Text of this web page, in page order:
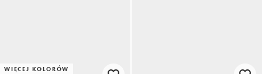
WIĘCEJ KOLORÓW